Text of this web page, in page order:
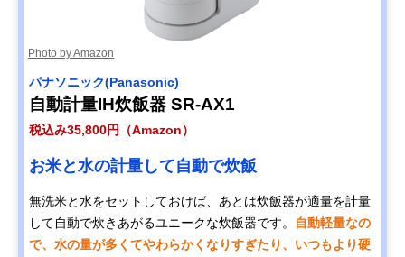
Photo by Amazon
パナソニック(Panasonic)
自動計量IH炊飯器 SR-AX1
税込み35,800円（Amazon）
お米と水の計量して自動で炊飯
無洗米と水をセットしておけば、あとは炊飯器が適量を計量
して自動で炊きあがるユニークな炊飯器です。
自動軽量なの
で、水の量が多くてやわらかくなりすぎたり、いつもより硬